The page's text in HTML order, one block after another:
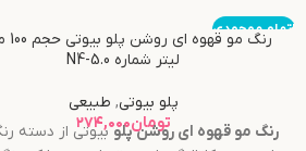
اتمام موجودی
رنگ
لیتر شماره N4-5.0
پلو بیوتی, طبیعی
تومان۲۷۴,۰۰۰ رنگ موقهوه ای روشنپلوبیوتی از دسته